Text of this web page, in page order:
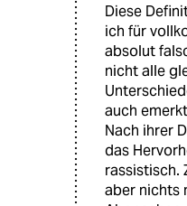
Diese
ich für
absolut
nicht alle
auch
Nach ihrer
das
rassistisch.
aber nichts